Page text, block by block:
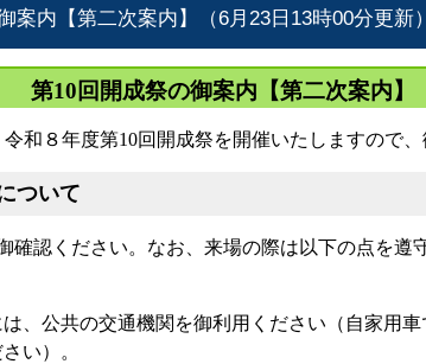
案内【第二次案内】（6月23日13時00分更新）
第10回開成祭の御案内【第二次案内】
和８年度第10回開成祭を開催いたしますので、
ついて
確認ください。なお、来場の際は以下の点を遵
、公共の交通機関を御利用ください（自家用
い）。